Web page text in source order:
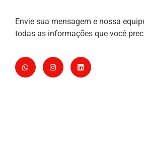
Envie sua mensagem e nossa
todas as informações que você